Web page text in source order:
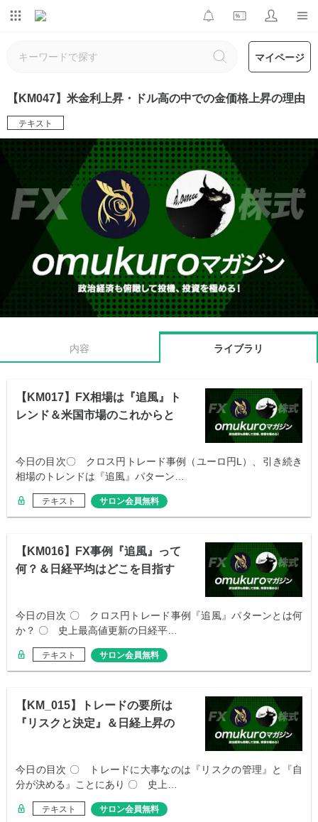
マイページ
【KM047】米金利上昇・ドル高の中での金価格上昇の理由
テキスト
内容 ライブラリ
【KM017】FX相場は『追風』ト
レンド＆米国市場のこれからと
今日の目次〇 クロス円トレード事例（ユーロ円L）、引き続き
相場のトレンドは『追風』パターン…
テキスト サロン会員無料
【KM016】FX事例『追風』って
何？＆日経平均はどこを目指す
今日の目次 〇 クロス円トレード事例『追風』パターンとは何
か？ 〇 史上最高値更新の日経平…
テキスト サロン会員無料
【KM_015】トレードの要所は
『リスクと決定』＆日経上昇の
今日の目次 〇 トレードに大事なのは『リスクの管理』と『自
分が決める』ことにあり 〇 史上…
テキスト サロン会員無料